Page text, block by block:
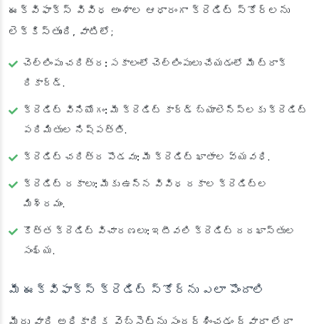
ఈక్విఫాక్స్ వివిధ అంశాల ఆధారంగా క్రెడిట్ స్కోర్‌లను
లెక్కిస్తుంది, వాటిలో;
చెల్లింపు చరిత్ర: సకాలంలో చెల్లింపులు చేయడంలో మీ ట్రాక్
రికార్డ్.
క్రెడిట్ వినియోగం: మీ క్రెడిట్ కార్డ్ బ్యాలెన్స్‌లకు క్రెడిట్
పరిమితుల నిష్పత్తి.
క్రెడిట్ చరిత్ర పొడవు: మీ క్రెడిట్ ఖాతాల వ్యవధి.
క్రెడిట్ రకాలు: మీకు ఉన్న వివిధ రకాల క్రెడిట్‌ల
మిశ్రమం.
కొత్త క్రెడిట్ విచారణలు: ఇటీవలి క్రెడిట్ దరఖాస్తుల
సంఖ్య.
మీ ఈక్విఫాక్స్ క్రెడిట్ స్కోర్‌ను ఎలా పొందాలి